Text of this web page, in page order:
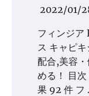
2022/01/
フィンジア
ス キャピ
配合,美容
める！ 目
果 92 件 フ